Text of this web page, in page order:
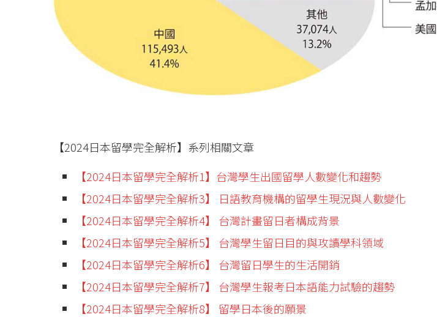
【2024日本留學完全解析】系列相關文章
【2024日本留學完全解析1】台灣學生出國留學人數變化和趨勢
【2024日本留學完全解析3】 日語教育機構的留學生現況與人數變化
【2024日本留學完全解析4】 台灣計畫留日者構成背景
【2024日本留學完全解析5】 台灣學生留日目的與攻讀學科領域
【2024日本留學完全解析6】 台灣留日學生的生活開銷
【2024日本留學完全解析7】 台灣學生報考日本語能力試驗的趨勢
【2024日本留學完全解析8】 留學日本後的願景